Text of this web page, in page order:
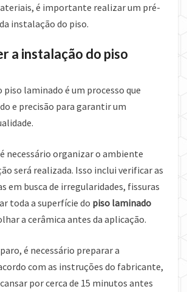
é importante realizar um pré-
instalação do piso.
a instalação do piso
piso laminado é um processo que
e precisão para garantir um
necessário organizar o ambiente
será realizada. Isso inclui verificar as
em busca de irregularidades, fissuras
toda a superfície do piso laminado
a cerâmica antes da aplicação.
é necessário preparar a
com as instruções do fabricante,
por cerca de 15 minutos antes